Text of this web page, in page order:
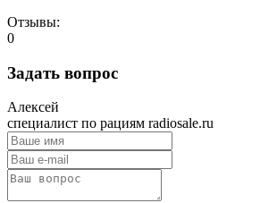
Отзывы:
0
Задать вопрос
Алексей
специалист по рациям radiosale.ru